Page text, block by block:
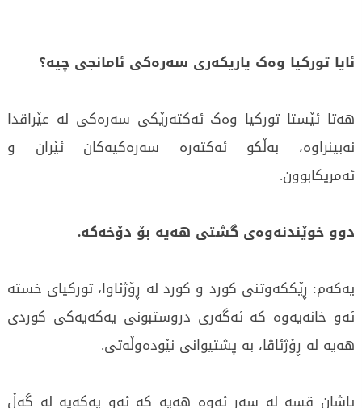
ئایا تورکیا وەک یاریکەری سەرەکی ئامانجی چیە؟
هەتا ئێستا تورکیا وەک ئەکتەرێکی سەرەکی لە عێراقدا
نەبینراوە، بەڵکو ئەکتەرە سەرەکیەکان ئێران و
ئەمریکابوون.
دوو خوێندنەوەی گشتی هەیە بۆ دۆخەکە.
یەکەم: ڕێککەوتنی کورد و کورد لە ڕۆژئاوا، تورکیای خستە
ئەو خانەیەوە کە ئەگەری دروستبونی یەکەیەکی کوردی
هەیە لە ڕۆژئاڤا، بە پشتیوانی نێودەوڵەتی.
پاشان قسە لە سەر ئەوە هەیە کە ئەو یەکەیە لە گەڵ